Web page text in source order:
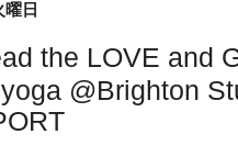
日
the LOVE and
@Brighton